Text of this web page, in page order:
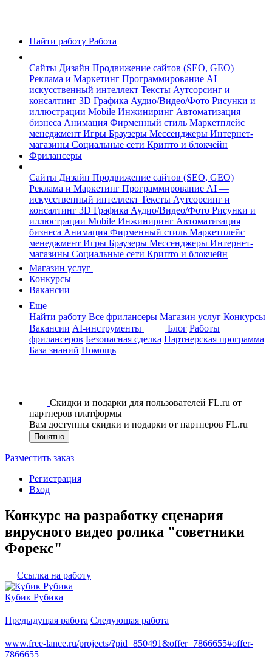
Найти работу Работа
Сайты Дизайн Продвижение сайтов (SEO, GEO)
Реклама и Маркетинг Программирование AI —
искусственный интеллект Тексты Аутсорсинг и
консалтинг 3D Графика Аудио/Видео/Фото Рисунки и
иллюстрации Mobile Инжиниринг Автоматизация
бизнеса Анимация Фирменный стиль Маркетплейс
менеджмент Игры Браузеры Мессенджеры Интернет-
магазины Социальные сети Крипто и блокчейн
Фрилансеры
Сайты Дизайн Продвижение сайтов (SEO, GEO)
Реклама и Маркетинг Программирование AI —
искусственный интеллект Тексты Аутсорсинг и
консалтинг 3D Графика Аудио/Видео/Фото Рисунки и
иллюстрации Mobile Инжиниринг Автоматизация
бизнеса Анимация Фирменный стиль Маркетплейс
менеджмент Игры Браузеры Мессенджеры Интернет-
магазины Социальные сети Крипто и блокчейн
Магазин услуг
Конкурсы
Вакансии
Еще
Найти работу Все фрилансеры Магазин услуг Конкурсы
Вакансии AI-инструменты Блог Работы
фрилансеров Безопасная сделка Партнерская программа
База знаний Помощь
Скидки и подарки для пользователей FL.ru от
партнеров платформы
Вам доступны скидки и подарки от партнеров FL.ru
Понятно
Разместить заказ
Регистрация
Вход
Конкурс на разработку сценария
вирусного видео ролика "советники
Форекс"
Ссылка на работу
Кубик Рубика
Предыдущая работа Следующая работа
www.free-lance.ru/projects/?pid=850491&offer=7866655#offer-
7866655